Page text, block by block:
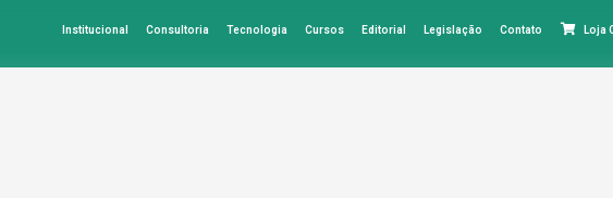
Institucional Consultoria Tecnologia Cursos Editorial Legislação Contato Loja